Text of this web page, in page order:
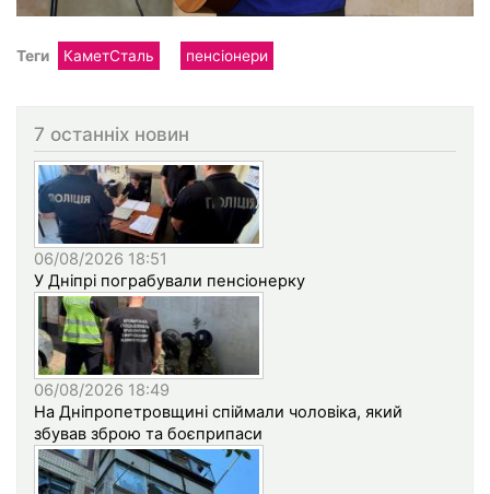
Теги КаметСталь пенсіонери
7 останніх новин
06/08/2026 18:51
У Дніпрі пограбували пенсіонерку
06/08/2026 18:49
На Дніпропетровщині спіймали чоловіка, який
збував зброю та боєприпаси